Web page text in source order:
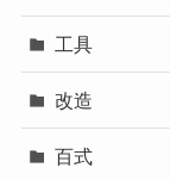
工具
改造
百式